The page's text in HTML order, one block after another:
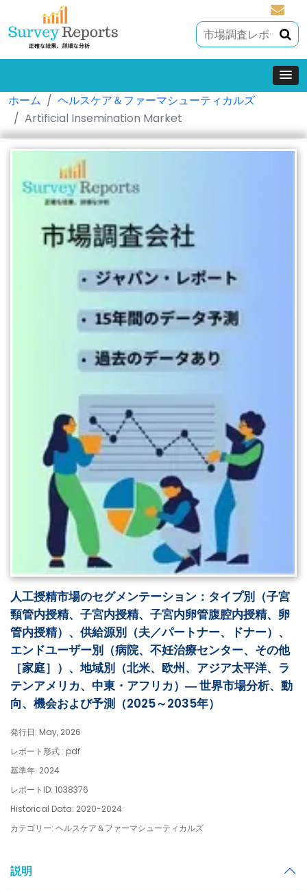
ホーム
ヘルスケア＆ファーマシューティカルズ
Artificial Insemination Market
人工授精市場のセグメンテーション：タイプ別（子宮
頸管内授精、子宮内授精、子宮内卵管腹腔内授精、卵
管内授精）、供給源別（夫／パートナー、ドナー）、
エンドユーザー別（病院、不妊治療センター、その他
［家庭］）、地域別（北米、欧州、アジア太平洋、ラ
テンアメリカ、中東・アフリカ）― 世界市場分析、動
向、機会および予測（2025～2035年）
発行日: May, 2026
レポート形式 : pdf
基準年: 2024
レポートID: 1038376
Historical Data: 2020-2024
カテゴリー: ヘルスケア＆ファーマシューティカルズ
説明